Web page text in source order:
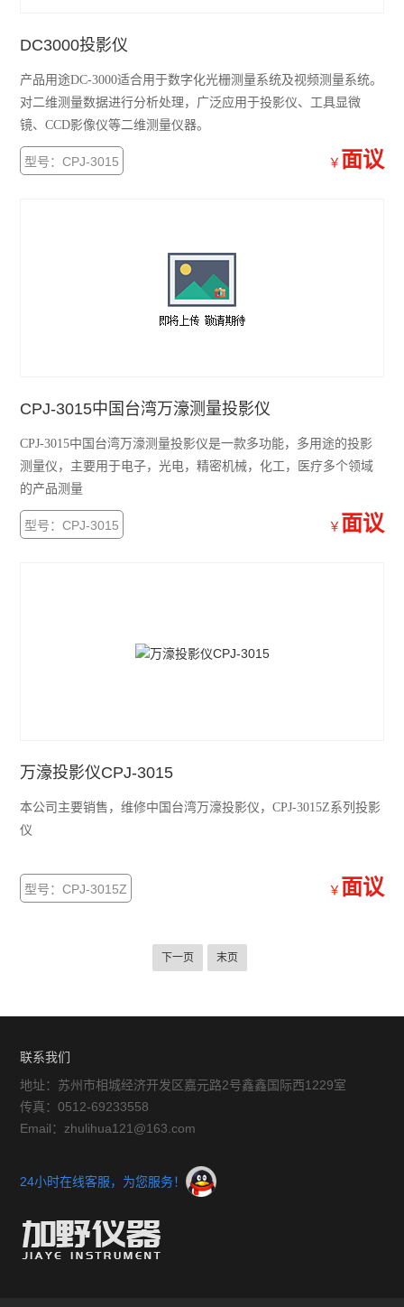
DC3000投影仪
产品用途DC-3000适合用于数字化光栅测量系统及视频测量系统。
对二维测量数据进行分析处理，广泛应用于投影仪、工具显微
镜、CCD影像仪等二维测量仪器。
型号：CPJ-3015 ￥ 面议
CPJ-3015中国台湾万濠测量投影仪
CPJ-3015中国台湾万濠测量投影仪是一款多功能，多用途的投影
测量仪，主要用于电子，光电，精密机械，化工，医疗多个领域
的产品测量
型号：CPJ-3015 ￥ 面议
万濠投影仪CPJ-3015
本公司主要销售，维修中国台湾万濠投影仪，CPJ-3015Z系列投影
仪
型号：CPJ-3015Z ￥ 面议
下一页 末页
联系我们
地址：苏州市相城经济开发区嘉元路2号鑫鑫国际西1229室
传真：0512-69233558
Email：zhulihua121@163.com
24小时在线客服，为您服务！